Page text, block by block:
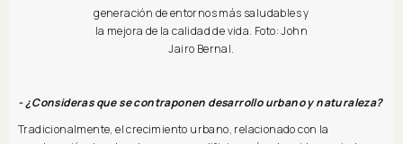
generación de entornos más saludables y
la mejora de la calidad de vida. Foto: John
Jairo Bernal.
- ¿Consideras que se contraponen desarrollo urbano y naturaleza?
Tradicionalmente, el crecimiento urbano, relacionado con la